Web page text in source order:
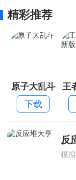
精彩推荐
原子大乱斗
下载
王
反
模